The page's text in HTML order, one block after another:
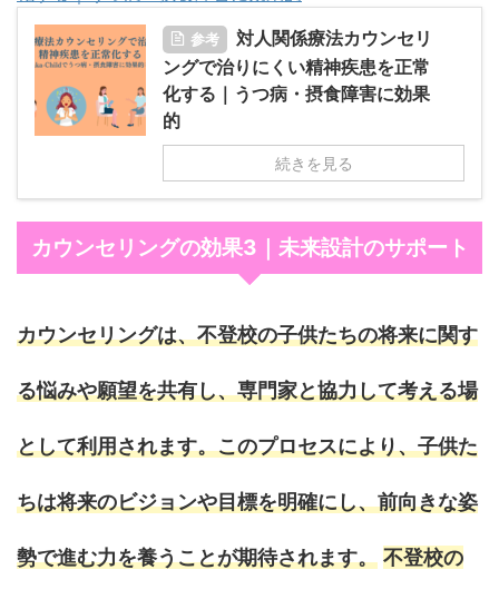
参考
対人関係療法カウンセリ
ングで治りにくい精神疾患を正常
化する｜うつ病・摂食障害に効果
的
続きを見る
カウンセリングの効果3｜未来設計のサポート
カウンセリングは、不登校の子供たちの将来に関す
る悩みや願望を共有し、専門家と協力して考える場
として利用されます。このプロセスにより、子供た
ちは将来のビジョンや目標を明確にし、前向きな姿
勢で進む力を養うことが期待されます。 不登校の